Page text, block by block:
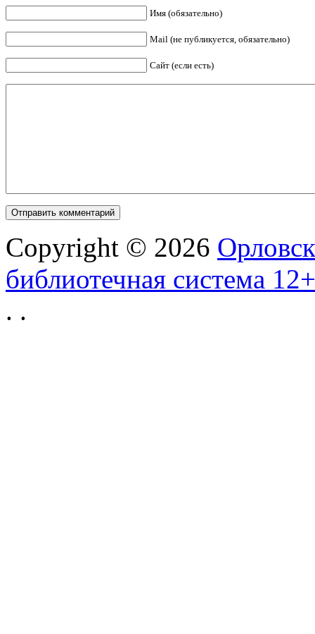
Имя (обязательно)
Mail (не публикуется, обязательно)
Сайт (если есть)
Copyright © 2026
библиотечная система 12+
. .